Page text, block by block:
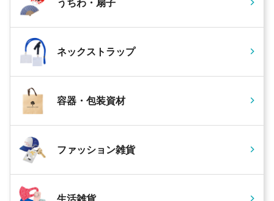
うちわ・扇子
ネックストラップ
容器・包装資材
ファッション雑貨
生活雑貨